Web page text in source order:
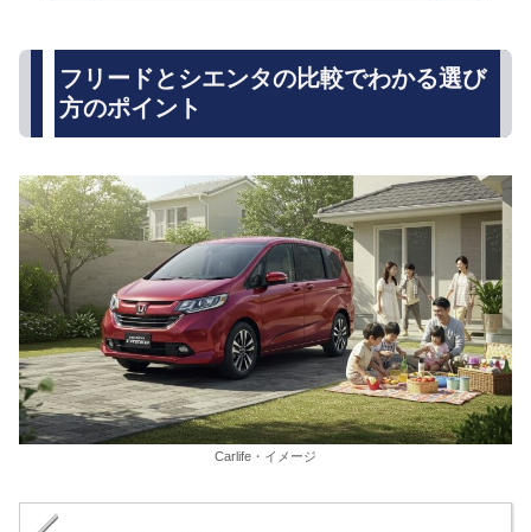
フリードとシエンタの比較でわかる選び
方のポイント
Carlife・イメージ